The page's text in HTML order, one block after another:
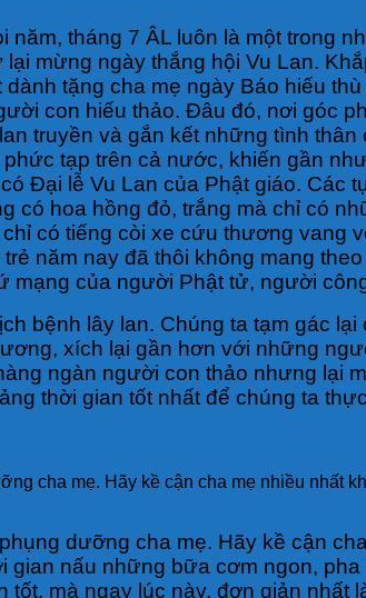
tháng 7 ÂL luôn là một trong
mừng ngày thắng hội Vu Lan.
tặng cha mẹ ngày Báo hiếu
con hiếu thảo. Đâu đó, nơi góc
truyền và gắn kết những tình
tạp trên cả nước, khiến gần
Đại lễ Vu Lan của Phật giáo. Các
có hoa hồng đỏ, trắng mà chỉ có
có tiếng còi xe cứu thương vang
năm nay đã thôi không mang
mạng của người Phật tử, người
bệnh lây lan. Chúng ta tạm gác
xích lại gần hơn với những
ngàn người con thảo nhưng lại
thời gian tốt nhất để chúng ta
cha mẹ. Hãy kề cận cha mẹ nhiều nhất
dưỡng cha mẹ. Hãy kề cận
nấu những bữa cơm ngon,
mà ngay lúc này, đơn giản